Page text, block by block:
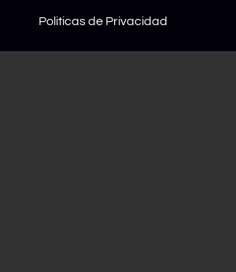
Politicas de Privacidad